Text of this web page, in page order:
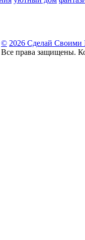
© 2026 Сделай Своими
Все права защищены.